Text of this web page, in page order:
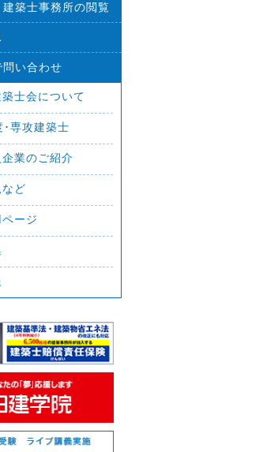
建築士事務所の閲覧
問い合わせ
士会について
･専攻建築士
業のご紹介
ど
ージ